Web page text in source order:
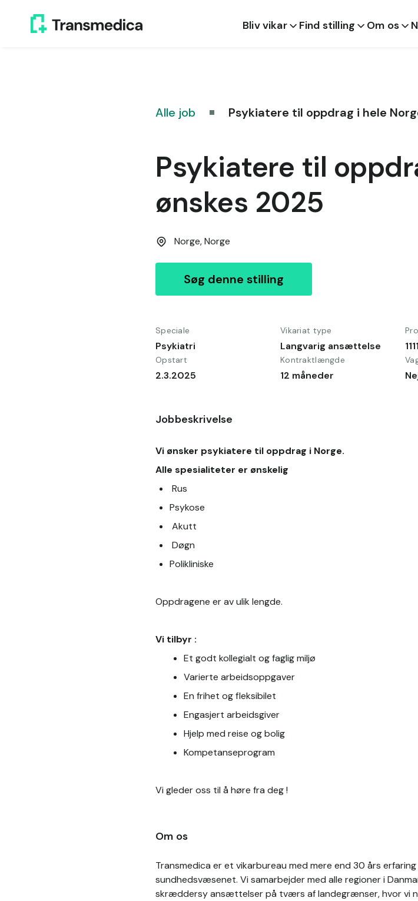
Bliv vikar Find stilling Om os
Alle job Psykiatere til oppdrag i hele
Psykiatere til
ønskes 2025
Norge,Norge
Søg denne stilling
Speciale
Psykiatri
Vikariat type
Langvarig ansættelse 1111
Opstart
2.3.2025
Kontraktlængde
12 måneder
Jobbeskrivelse
Vi ønsker psykiatere til oppdrag i Norge.
Alle spesialiteter er ønskelig
Rus
Psykose
Akutt
Døgn
Polikliniske
Oppdragene er av ulik lengde.
Vi tilbyr :
Et godt kollegialt og faglig miljø
Varierte arbeidsoppgaver
En frihet og fleksibilet
Engasjert arbeidsgiver
Hjelp med reise og bolig
Kompetanseprogram
Vi gleder oss til å høre fra deg !
Om os
Transmedica er et vikarbureau med mere end 30 års
sundhedsvæsenet. Vi samarbejder med alle regioner i
skræddersy ansættelser på tværs af landegrænser, hvor vi